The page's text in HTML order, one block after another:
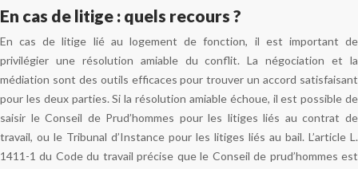
En cas de litige : quels recours ?
En cas de litige lié au logement de fonction, il est important de
privilégier une résolution amiable du conflit. La négociation et la
médiation sont des outils efficaces pour trouver un accord satisfaisant
pour les deux parties. Si la résolution amiable échoue, il est possible de
saisir le Conseil de Prud’hommes pour les litiges liés au contrat de
travail, ou le Tribunal d’Instance pour les litiges liés au bail. L’article L.
1411-1 du Code du travail précise que le Conseil de prud’hommes est